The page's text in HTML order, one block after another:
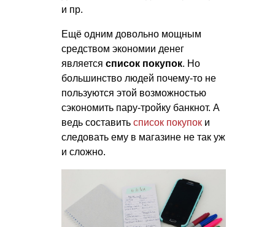
и пр.
Ещё одним довольно мощным
средством экономии денег
является список покупок. Но
большинство людей почему-то не
пользуются этой возможностью
сэкономить пару-тройку банкнот. А
ведь составить список покупок и
следовать ему в магазине не так уж
и сложно.